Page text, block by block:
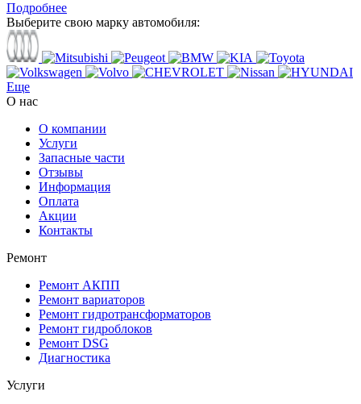
Подробнее
Выберите свою марку автомобиля:
Еще
О нас
О компании
Услуги
Запасные части
Отзывы
Информация
Оплата
Акции
Контакты
Ремонт
Ремонт АКПП
Ремонт вариаторов
Ремонт гидротрансформаторов
Ремонт гидроблоков
Ремонт DSG
Диагностика
Услуги